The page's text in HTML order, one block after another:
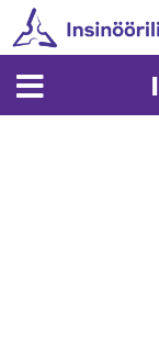
Skip
to
content